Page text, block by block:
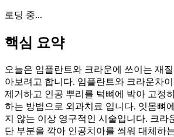
로딩 중...
핵심 요약
오늘은 임플란트와 크라운에 쓰이는 재
아보려고 합니다. 임플란트와 크라운차
제거하고 인공 뿌리를 턱뼈에 박아 고정
하는 방법으로 외과치료 입니다. 잇몸뼈
지 않는 이상 영구적인 시술입니다. 크라
단 부분을 깍아 인공치아를 씌워 대체하